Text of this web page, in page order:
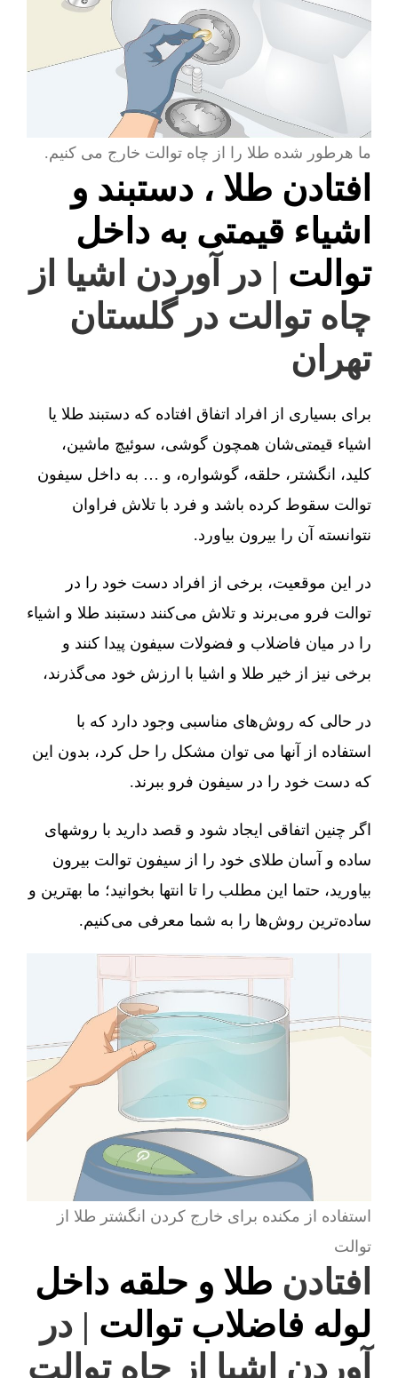
ما هرطور شده طلا را از چاه توالت خارج می کنیم.
افتادن طلا ، دستبند و
اشیاء قیمتی به داخل
توالت | در آوردن اشیا از
چاه توالت در گلستان
تهران
برای بسیاری از افراد اتفاق افتاده که دستبند طلا یا
اشیاء قیمتی‌شان همچون گوشی، سوئیچ ماشین،
کلید، انگشتر، حلقه، گوشواره، و … به داخل سیفون
توالت سقوط کرده باشد و فرد با تلاش فراوان
نتوانسته آن را بیرون بیاورد.
در این موقعیت، برخی از افراد دست خود را در
توالت فرو می‌برند و تلاش می‌کنند دستبند طلا و اشیاء
را در میان فاضلاب و فضولات سیفون پیدا کنند و
برخی نیز از خیر طلا و اشیا با ارزش خود می‌گذرند،
در حالی که روش‌های مناسبی وجود دارد که با
استفاده از آنها می توان مشکل را حل کرد، بدون این
که دست خود را در سیفون فرو ببرند.
اگر چنین اتفاقی ایجاد شود و قصد دارید با روشهای
ساده و آسان طلای خود را از سیفون توالت بیرون
بیاورید، حتما این مطلب را تا انتها بخوانید؛ ما بهترین و
ساده‌ترین روش‌ها را به شما معرفی می‌کنیم.
استفاده از مکنده برای خارج کردن انگشتر طلا از
توالت
افتادن طلا و حلقه داخل
لوله فاضلاب توالت | در
آوردن اشیا از چاه توالت